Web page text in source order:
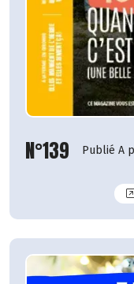
N°139 Publié A